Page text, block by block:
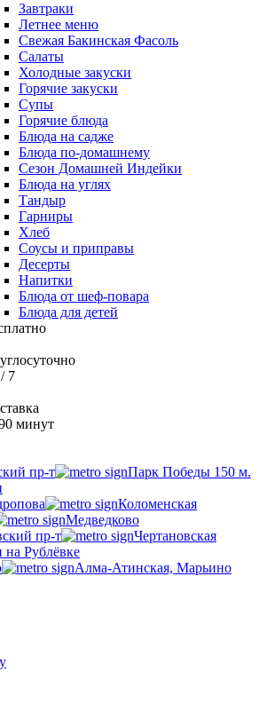
Завтраки
Летнее меню
Свежая Бакинская Фасоль
Салаты
Холодные закуски
Горячие закуски
Супы
Горячие блюда
Блюда на садже
Блюда по-домашнему
Сезон Домашней Индейки
Блюда на углях
Тандыр
Гарниры
Хлеб
Соусы и приправы
Десерты
Напитки
Блюда от шеф-повара
Блюда для детей
7
минут
пр-т
Парк Победы 150 м.
Коломенская
Медведково
пр-т
Чертановская
на Рублёвке
Алма-Атинская, Марьино